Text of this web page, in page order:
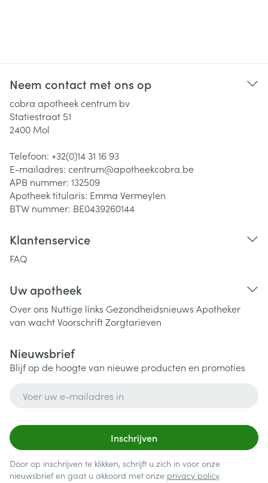
Neem contact met ons op
cobra apotheek centrum bv
Statiestraat 51
2400 Mol
Telefoon: +32(0)14 31 16 93
E-mailadres: centrum@apotheekcobra.be
APB nummer: 132509
Apotheek titularis: Emma Vermeylen
BTW nummer: BE0439260144
Klantenservice
FAQ
Uw apotheek
Over ons Nuttige links Gezondheidsnieuws Apotheker
van wachtVoorschriftZorgtarieven
Nieuwsbrief
Blijf op de hoogte van nieuwe producten en promoties
Inschrijven
Door op inschrijven te klikken, schrijft u zich in voor onze
nieuwsbrief en gaat u akkoord met onze privacy policy.